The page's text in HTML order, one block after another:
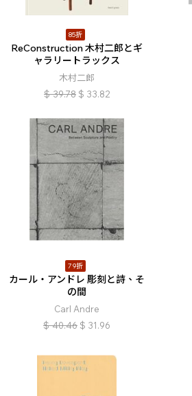
85折
ReConstruction 木村二郎とギ
ャラリートラックス
木村二郎
$ 39.78 $ 33.82
79折
カール・アンドレ 彫刻と詩、そ
の間
Carl Andre
$ 40.46 $ 31.96